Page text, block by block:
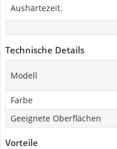
Aushärtezeit.
Technische Details
Modell
Farbe
Geeignete Oberflächen
Vorteile